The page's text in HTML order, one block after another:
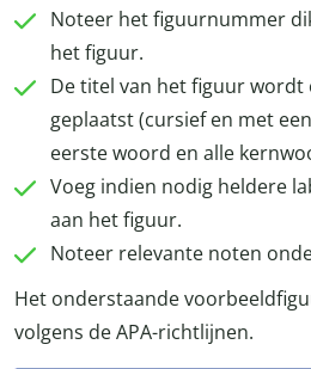
Noteer het figuurnummer
het figuur.
De titel van het figuur
geplaatst (cursief en met
eerste woord en alle
Voeg indien nodig heldere
aan het figuur.
Noteer relevante noten
Het onderstaande
volgens de APA-richtlijnen.